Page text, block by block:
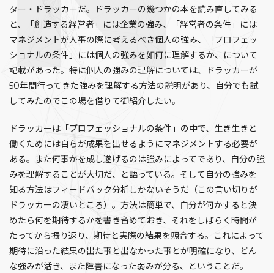
ター・ドラッカーだ。ドラッカーの幾つかの本を読み直してみる
と、「創造する経営者」には企業の強み、「経営者の条件」には
マネジメントが人事の際に考えるべき個人の強み、「プロフェッ
ショナルの条件」には個人の強みを如何に理解するか、について
記載があった。特に個人の強みの理解については、ドラッカーが
50年間行ってきた強みを理解する方法の説明があり、自分でも試
してみたのでこの場を借りて御紹介したい。
ドラッカーは「プロフェッショナルの条件」の中で、生き生きと
働くためには自らが成果を出せるようにマネジメントする必要が
ある。また何事かを成し遂げるのは強みによってであり、自分の強
みを理解することが大切だ、と語っている。そして自分の強みを
知る方法はフィードバック分析しかないそうだ（この言い切りが
ドラッカーの凄いところ）。方法は簡単で、自分が何かすると決
めたら何を期待するかを書き留めておき、それをしばらく時間が
たってから振り返り、期待と実際の結果を照合する。これによって
期待に沿った結果の出た事と出なかった事とが明確になり、どん
な強みが活き、また障害になった弱みが分る、ということだ。